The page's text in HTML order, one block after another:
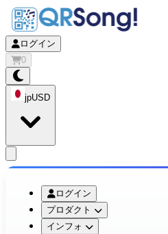
ログイン
0
jpUSD
ログイン
プロダクト
インフォ